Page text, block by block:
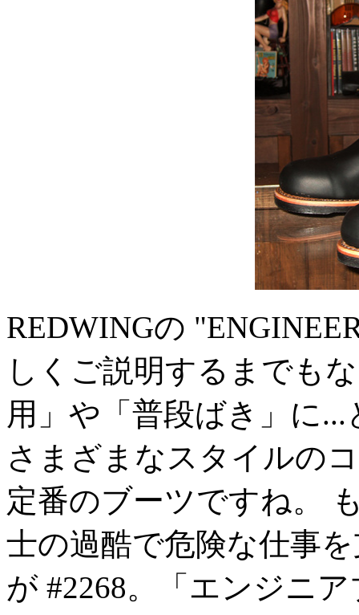
REDWINGの
しくご説明するまでも
用」や「普段ばき」に
さまざまなスタイルの
定番のブーツですね。
士の過酷で危険な仕事
が #2268。「エンジニ